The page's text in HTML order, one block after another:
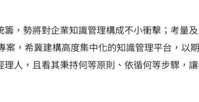
，勢將對企業知識管理構成不小衝擊；考量
，希冀建構高度集中化的知識管理平台，以
人，且看其秉持何等原則、依循何等步驟，